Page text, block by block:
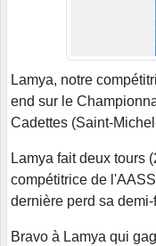
Lamya, notre
end sur le
Cadettes (Saint-
Lamya fait deux tours
compétitrice de
dernière perd sa
Bravo à Lamya qui